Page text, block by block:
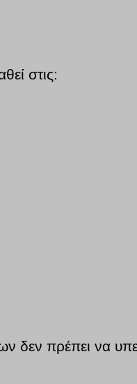
στις:
πρέπει να